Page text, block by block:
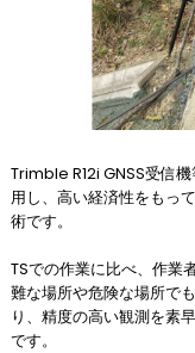
Trimble R12i GNSS受信
用し、高い経済性をもっ
術です。
TSでの作業に比べ、作業
難な場所や危険な場所で
り、精度の高い観測を素
です。